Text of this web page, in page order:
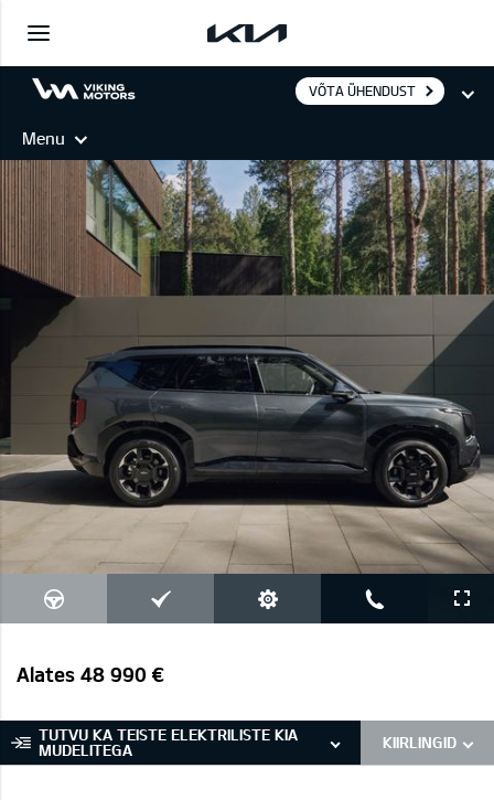
VÕTA ÜHENDUST
Menu
EV5
Alates 48 990 €
TUTVU KA TEISTE ELEKTRILISTE KIA
MUDELITEGA
KIIRLINGID